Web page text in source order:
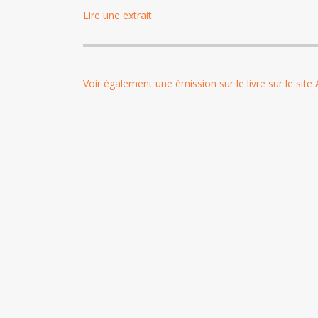
Lire une extrait
Voir également une émission sur le livre sur le site